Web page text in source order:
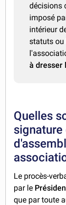
décisions
imposé
intérieur
statuts ou
à dresser
Quelles
signature
Le procès-
par le
que par toute